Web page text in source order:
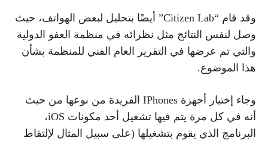
وقد قام “Citizen Lab” أيضًا بتحليل لبعض الهواتف، حيث
وصل لنفس النتائج مثل نظرائه في منظمة العفو الدولية
والتي تم عرضها في التقرير العام الفني للمنظمة بشأن
هذا الموضوع.
وجاء إختيار أجهزة IPhones الفريدة من نوعها من حيث
أنه في كل مرة يتم فيها تشغيل أحد مكونات iOS،
البرنامج الذي يقوم بتشغيلها (على سبيل المثال لإلتقاط